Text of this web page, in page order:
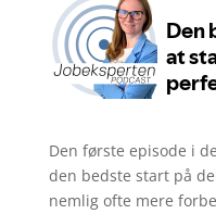
Den første episode i
den bedste start på
nemlig ofte mere